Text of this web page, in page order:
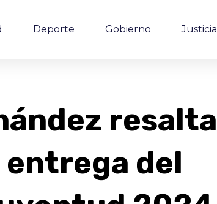
Deporte Gobierno Justicia
resalta
del